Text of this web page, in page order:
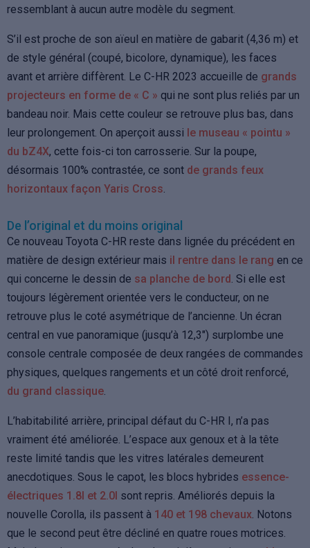
ressemblant à aucun autre modèle du segment.
S’il est proche de son aïeul en matière de gabarit (4,36 m) et
de style général (coupé, bicolore, dynamique), les faces
avant et arrière diffèrent. Le C-HR 2023 accueille de grands
projecteurs en forme de « C » qui ne sont plus reliés par un
bandeau noir. Mais cette couleur se retrouve plus bas, dans
leur prolongement. On aperçoit aussi le museau « pointu »
du bZ4X, cette fois-ci ton carrosserie. Sur la poupe,
désormais 100% contrastée, ce sont de grands feux
horizontaux façon Yaris Cross.
De l’original et du moins original
Ce nouveau Toyota C-HR reste dans lignée du précédent en
matière de design extérieur mais il rentre dans le rang en ce
qui concerne le dessin de sa planche de bord. Si elle est
toujours légèrement orientée vers le conducteur, on ne
retrouve plus le coté asymétrique de l’ancienne. Un écran
central en vue panoramique (jusqu’à 12,3″) surplombe une
console centrale composée de deux rangées de commandes
physiques, quelques rangements et un côté droit renforcé,
du grand classique.
L’habitabilité arrière, principal défaut du C-HR I, n’a pas
vraiment été améliorée. L’espace aux genoux et à la tête
reste limité tandis que les vitres latérales demeurent
anecdotiques. Sous le capot, les blocs hybrides essence-
électriques 1.8l et 2.0l sont repris. Améliorés depuis la
nouvelle Corolla, ils passent à 140 et 198 chevaux. Notons
que le second peut être décliné en quatre roues motrices.